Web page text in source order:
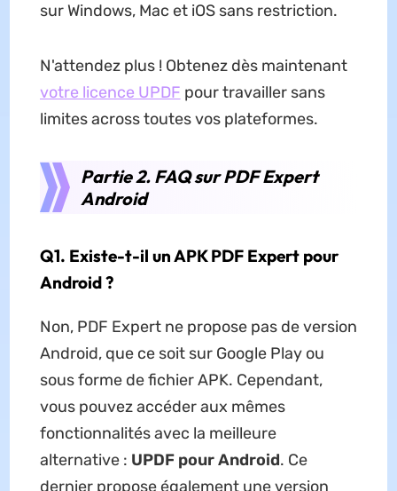
sur Windows, Mac et iOS sans restriction.
N'attendez plus ! Obtenez dès maintenant
votre licence UPDF pour travailler sans
limites across toutes vos plateformes.
Partie 2. FAQ sur PDF Expert
Android
Q1. Existe-t-il un APK PDF Expert pour
Android ?
Non, PDF Expert ne propose pas de version
Android, que ce soit sur Google Play ou
sous forme de fichier APK. Cependant,
vous pouvez accéder aux mêmes
fonctionnalités avec la meilleure
alternative : UPDF pour Android. Ce
dernier propose également une version